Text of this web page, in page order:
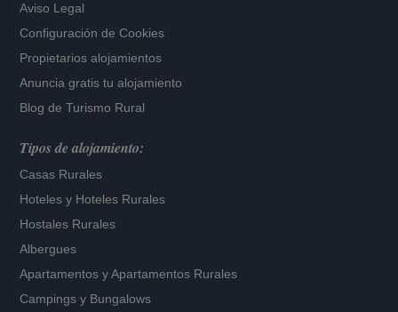
Aviso Legal
Configuración de Cookies
Propietarios alojamientos
Anuncia gratis tu alojamiento
Blog de Turismo Rural
Tipos de alojamiento:
Casas Rurales
Hoteles y Hoteles Rurales
Hostales Rurales
Albergues
Apartamentos yApartamentos Rurales
Campings y Bungalows